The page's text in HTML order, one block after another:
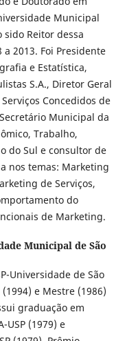
Municipal
sido Reitor dessa
2013. Foi Presidente
e Estatística,
S.A., Diretor Geral
Concedidos de
Municipal da
Trabalho,
do Sul e consultor de
nos temas: Marketing
de Serviços,
do
de Marketing.
Municipal de São
Universidade de São
e Mestre (1986)
graduação em
USP (1979) e